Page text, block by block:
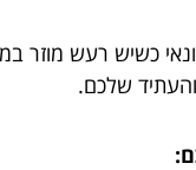
כשיש רעש מוזר
שלכם.